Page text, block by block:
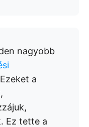
nagyobb
a
Ez tette a